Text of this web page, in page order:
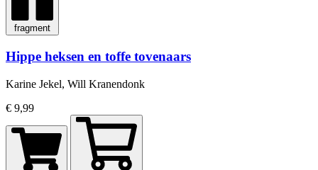
fragment
Hippe heksen en toffe tovenaars
Karine Jekel, Will Kranendonk
€ 9,99